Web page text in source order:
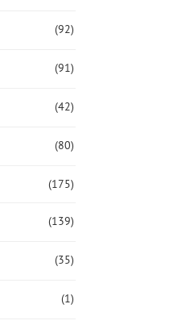
(92)
(91)
(42)
(80)
(175)
(139)
(35)
(1)